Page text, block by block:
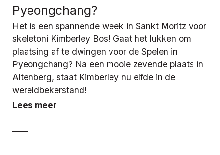
Pyeongchang?
Het is een spannende week in Sankt Moritz voor
skeletoni Kimberley Bos! Gaat het lukken om
plaatsing af te dwingen voor de Spelen in
Pyeongchang? Na een mooie zevende plaats in
Altenberg, staat Kimberley nu elfde in de
wereldbekerstand!
Lees meer